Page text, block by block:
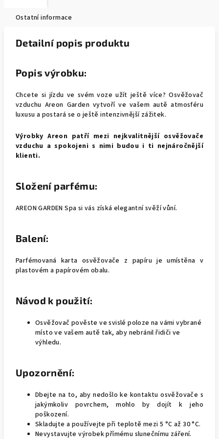
Ostatní informace
Detailní popis produktu
Popis výrobku:
Chcete si jízdu ve svém voze užít ještě více? Osvěžovač
vzduchu Areon Garden vytvoří ve vašem autě atmosféru
luxusu a postará se o ještě intenzivnější zážitek.
Výrobky Areon patří mezi nejkvalitnější osvěžovače
vzduchu a spokojeni s nimi budou i ti nejnáročnější
klienti.
Složení parfému:
AREON GARDEN Spa si vás získá elegantní svěží vůní.
Balení:
Parfémovaná karta osvěžovače z papíru je umístěna v
plastovém a papírovém obalu.
Návod k použití:
Osvěžovač pověste ve svislé poloze na vámi vybrané
místo ve vašem autě tak, aby nebránil řidiči ve
výhledu.
Upozornění:
Dbejte na to, aby nedošlo ke kontaktu osvěžovače s
jakýmkoliv povrchem, mohlo by dojít k jeho
poškození.
Skladujte a používejte při teplotě mezi 5 °C až 30 °C.
Nevystavujte výrobek přímému slunečnímu záření.